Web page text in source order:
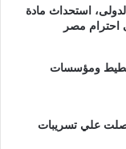
استحداث مادة
ومؤسسات
علي تسريبات